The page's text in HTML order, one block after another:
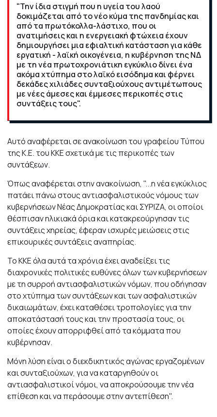
"Την ίδια στιγμή που η υγεία του λαού
δοκιμάζεται από το νέο κύμα της πανδημίας και
από τα πρωτόκολλα-λάστιχο, που οι
ανατιμήσεις και η ενεργειακή φτώχεια έχουν
δημιουργήσει μια εφιαλτική κατάσταση για κάθε
εργατική - λαϊκή οικογένεια, η κυβέρνηση της ΝΔ
με τη νέα πρωτοχρονιάτικη εγκύκλιο δίνει ένα
ακόμα χτύπημα στο λαϊκό εισόδημα και φέρνει
δεκάδες χιλιάδες συνταξιούχους αντιμέτωπους
με νέες άμεσες και έμμεσες περικοπές στις
συντάξεις τους".
Αυτό αναφέρεται σε ανακοίνωση του γραφείου Τύπου
της Κ.Ε. του ΚΚΕ σχετικά με τις περικοπές των
συντάξεων.
Όπως αναφέρεται στην ανακοίνωση, "...η νέα εγκύκλιος
πατάει πάνω στους αντιασφαλιστικούς νόμους των
κυβερνήσεων Νέας Δημοκρατίας και ΣΥΡΙΖΑ, οι οποίοι
θέσπισαν ηλικιακά όρια και κατακρεούργησαν τις
συντάξεις χηρείας, έφεραν ισχυρές μειώσεις στις
επικουρικές συντάξεις αναπηρίας.
Το ΚΚΕ όλα αυτά τα χρόνια έχει αναδείξει τις
διαχρονικές πολιτικές ευθύνες όλων των κυβερνήσεων
με τη συρροή αντιασφαλιστικών νόμων, που οδήγησαν
στο χτύπημα των συντάξεων και των ασφαλιστικών
δικαιωμάτων, έχει καταθέσει τροπολογίες για την
αποκατάστασή τους και την προστασία τους, οι
οποίες έχουν απορριφθεί από τα κόμματα που
κυβέρνησαν.
Μόνη λύση είναι ο διεκδικητικός αγώνας εργαζομένων
και συνταξιούχων, για να καταργηθούν οι
αντιασφαλιστικοί νόμοι, να αποκρούσουμε την νέα
επίθεση και να περάσουμε στην αντεπίθεση".